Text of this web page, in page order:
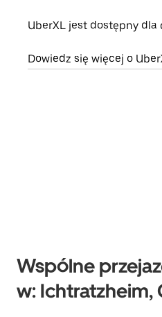
UberXL jest dostępny dla
Dowiedz się więcej o
Wspólne
w: Ichtratzheim,